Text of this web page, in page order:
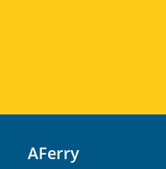
AFerry